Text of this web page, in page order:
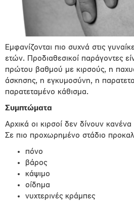
Εμφανίζονται πιο συχνά στις
ετών. Προδιαθεσικοί παράγοντες
πρώτου βαθμού με κιρσούς, η
άσκησης, η εγκυμοσύνη, η
παρατεταμένο κάθισμα.
Συμπτώματα
Αρχικά οι κιρσοί δεν δίνουν
Σε πιο προχωρημένο στάδιο
πόνο
βάρος
κάψιμο
οίδημα
νυχτερινές κράμπες